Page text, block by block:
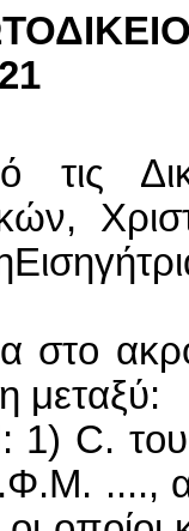
τις
στο
μεταξύ:
1) C.
....,